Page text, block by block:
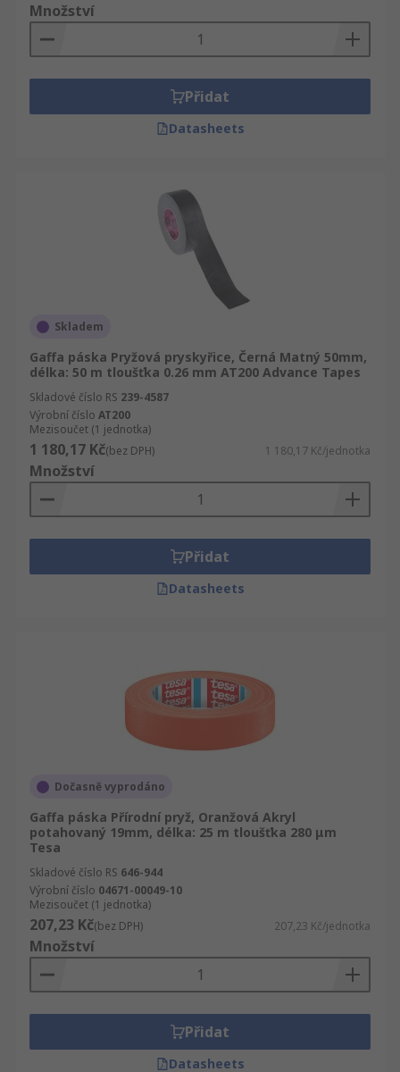
Množství
Přidat
Datasheets
Skladem
Gaffa páska Pryžová pryskyřice, Černá Matný 50mm,
délka: 50 m tloušťka 0.26 mm AT200 Advance Tapes
Skladové číslo RS 239-4587
Výrobní číslo AT200
Mezisoučet (1 jednotka)
1 180,17 Kč(bez DPH) 1 180,17 Kč/jednotka
Množství
Přidat
Datasheets
Dočasně vyprodáno
Gaffa páska Přírodní pryž, Oranžová Akryl
potahovaný 19mm, délka: 25 m tloušťka 280 μm
Tesa
Skladové číslo RS 646-944
Výrobní číslo 04671-00049-10
Mezisoučet (1 jednotka)
207,23 Kč(bez DPH) 207,23 Kč/jednotka
Množství
Přidat
Datasheets